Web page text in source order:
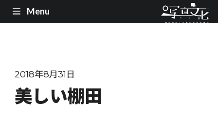
Menu
2018年8月31日
美しい棚田